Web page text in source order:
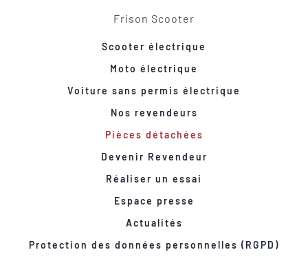
Frison Scooter
Scooter électrique
Moto électrique
Voiture sans permis électrique
Nos revendeurs
Pièces détachées
Devenir Revendeur
Réaliser un essai
Espace presse
Actualités
Protection des données personnelles (RGPD)